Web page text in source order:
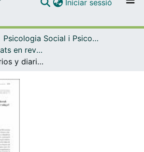
Navega per tot el DD
Com publicar
Iniciar sessió
Psicologia Social i Psicologia Quantitativa
Articles publicats en revistes (Psicologia Social i Psicologia Quantitativa)
Cambios horarios y diarios en la motivación laboral: ¿Influye el tiempo objetivo en la motivación en el trabajo?